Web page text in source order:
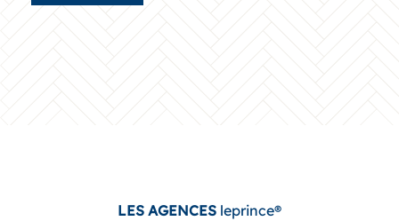
LES AGENCES leprince®